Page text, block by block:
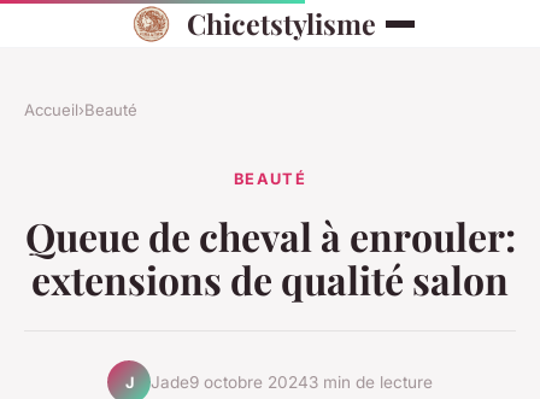
Chicetstylisme
Accueil›Beauté
BEAUTÉ
Queue de cheval à enrouler:
extensions de qualité salon
J Jade9 octobre 20243 min de lecture